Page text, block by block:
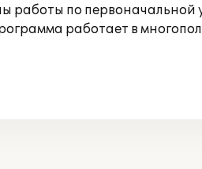
по
работает в